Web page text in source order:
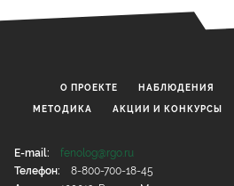
О ПРОЕКТЕ НАБЛЮДЕНИЯ
МЕТОДИКА АКЦИИ И КОНКУРСЫ
E-mail:
fenolog@rgo.ru
Телефон:
8-800-700-18-45